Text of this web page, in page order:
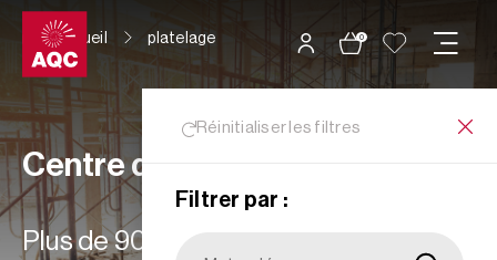
Panneau de gestion des cookies
0
Accueil platelage
Réinitialiser les filtres
Filtrer par :
Centre de ressources
Plus de 900 ressources à votre